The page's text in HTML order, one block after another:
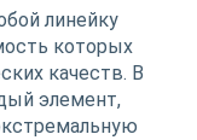
линейку
которых
качеств. В
элемент,